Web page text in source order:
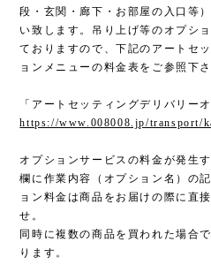
段・玄関・廊下・お部屋の入口等
い致します。吊り上げ等のオプシ
ておりますので、下記のアートセ
ョンメニューの料金表をご参照下さ
「アートセッティングデリバリー
https://www.008008.jp/transport/
オプションサービスの料金が発生
欄に作業内容（オプション名）の
ョン料金は商品をお届けの際に直
せ。
同時に複数の商品を買われた場合
ります。